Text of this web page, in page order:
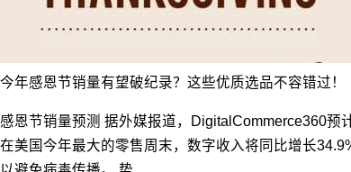
今年感恩节销量有望破纪录？这些优质选品不容错过！
感恩节销量预测 据外媒报道，DigitalCommerce360预
在美国今年最大的零售周末，数字收入将同比增长